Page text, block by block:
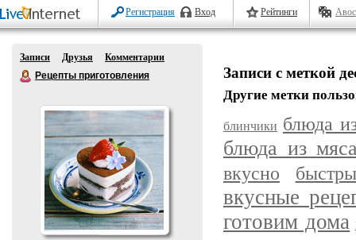
Регистрация Вход Рейтинги
Записи Друзья
Комментарии
Рецепты приготовления
Записи с меткой
Другие метки
блинчики блюда
блюда из
вкусно
вкусные
готовим дома